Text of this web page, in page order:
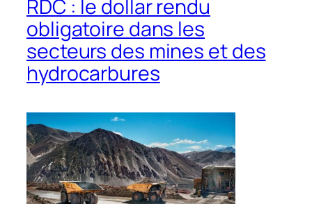
RDC : le dollar rendu
obligatoire dans les
secteurs des mines et des
hydrocarbures